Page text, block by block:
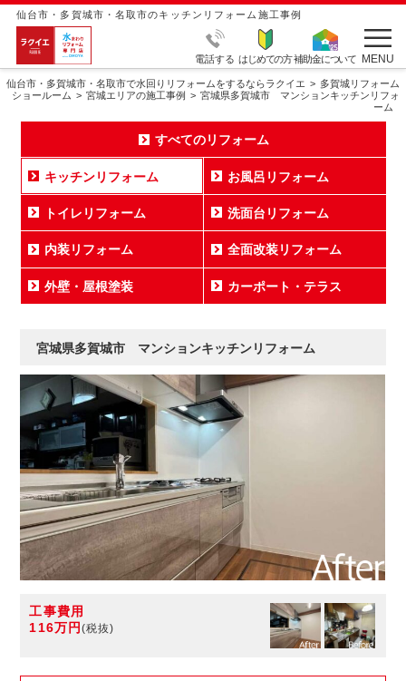
仙台市・多賀城市・名取市のキッチンリフォーム施工事例
電話する はじめての方補助金について MENU
仙台市・多賀城市・名取市で水回りリフォームをするならラクイエ
多賀城リフォーム
ショールーム
宮城エリアの施工事例
宮城県多賀城市 マンションキッチンリフォ
ーム
すべてのリフォーム
キッチンリフォーム お風呂リフォーム
トイレリフォーム 洗面台リフォーム
内装リフォーム 全面改装リフォーム
外壁・屋根塗装 カーポート・テラス
宮城県多賀城市 マンションキッチンリフォーム
工事費用
116万円 (税抜)